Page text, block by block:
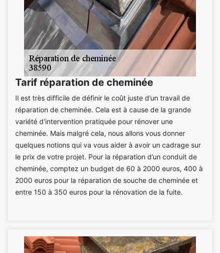
Tarif réparation de cheminée
Il est très difficile de définir le coût juste d’un travail de
réparation de cheminée. Cela est à cause de la grande
variété d’intervention pratiquée pour rénover une
cheminée. Mais malgré cela, nous allons vous donner
quelques notions qui va vous aider à avoir un cadrage sur
le prix de votre projet. Pour la réparation d’un conduit de
cheminée, comptez un budget de 60 à 2000 euros, 400 à
2000 euros pour la réparation de souche de cheminée et
entre 150 à 350 euros pour la rénovation de la fuite.